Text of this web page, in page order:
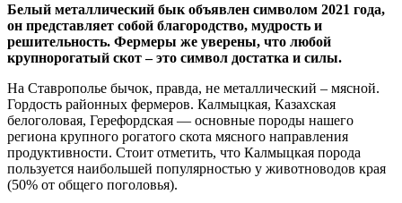
Белый металлический бык объявлен символом 2021 года,
он представляет собой благородство, мудрость и
решительность. Фермеры же уверены, что любой
крупнорогатый скот – это символ достатка и силы.
На Ставрополье бычок, правда, не металлический – мясной.
Гордость районных фермеров. Калмыцкая, Казахская
белоголовая, Герефордская — основные породы нашего
региона крупного рогатого скота мясного направления
продуктивности. Стоит отметить, что Калмыцкая порода
пользуется наибольшей популярностью у животноводов края
(50% от общего поголовья).